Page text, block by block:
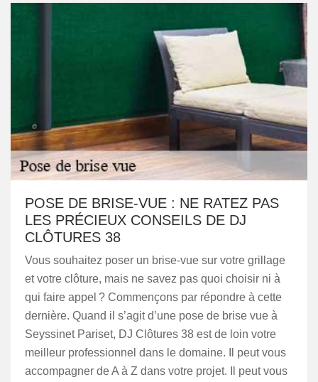
POSE DE BRISE-VUE : NE RATEZ PAS
LES PRÉCIEUX CONSEILS DE DJ
CLÔTURES 38
Vous souhaitez poser un brise-vue sur votre grillage
et votre clôture, mais ne savez pas quoi choisir ni à
qui faire appel ? Commençons par répondre à cette
dernière. Quand il s’agit d’une pose de brise vue à
Seyssinet Pariset, DJ Clôtures 38 est de loin votre
meilleur professionnel dans le domaine. Il peut vous
accompagner de A à Z dans votre projet. Il peut vous